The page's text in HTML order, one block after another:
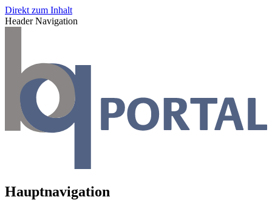
Direkt zum Inhalt
Header Navigation
Hauptnavigation